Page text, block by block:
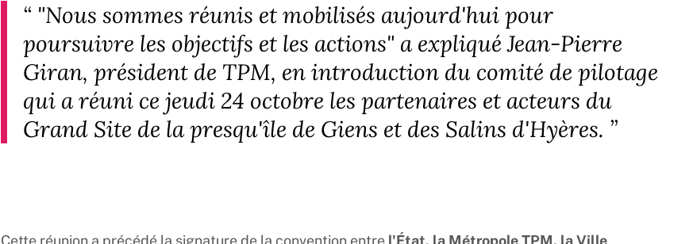
“ "Nous sommes réunis et mobilisés aujourd'hui pour
poursuivre les objectifs et les actions" a expliqué Jean-Pierre
Giran, président de TPM, en introduction du comité de pilotage
qui a réuni ce jeudi 24 octobre les partenaires et acteurs du
Grand Site de la presqu'île de Giens et des Salins d'Hyères. ”
Cette réunion a précédé la signature de la convention entre l'État, la Métropole TPM, la Ville